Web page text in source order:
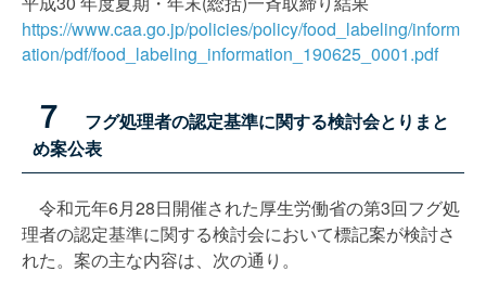
https://www.caa.go.jp/policies/policy/food_labeling/inform
ation/pdf/food_labeling_information_190625_0001.pdf
７
フグ処理者の認定基準に関する検討会とりまと
め案公表
令和元年6月28日開催された厚生労働省の第3回フグ処
理者の認定基準に関する検討会において標記案が検討さ
れた。案の主な内容は、次の通り。